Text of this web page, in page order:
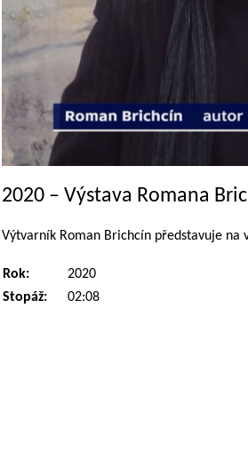
2020 – Výstava Romana
Výtvarník Roman Brichcín představuje na
Rok:
2020
Stopáž:
02:08